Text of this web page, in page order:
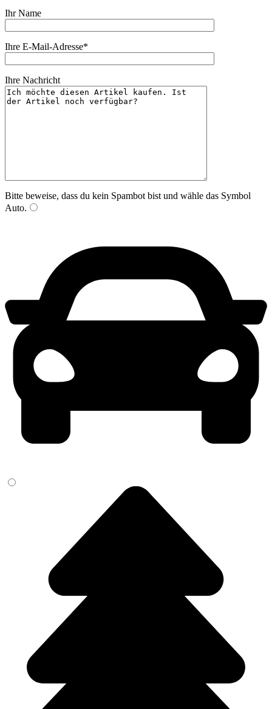
Ihr Name
Ihre E-Mail-Adresse*
Ihre Nachricht
Bitte beweise, dass du kein Spambot bist und wähle das Symbol
Auto.